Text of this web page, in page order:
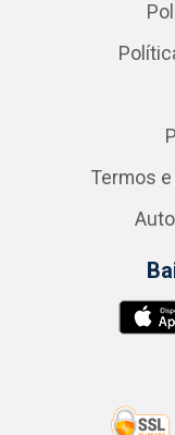
Termos